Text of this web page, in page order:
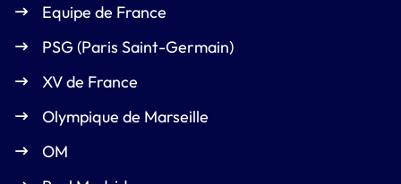
Equipe de France
PSG (Paris Saint-Germain)
XV de France
Olympique de Marseille
OM